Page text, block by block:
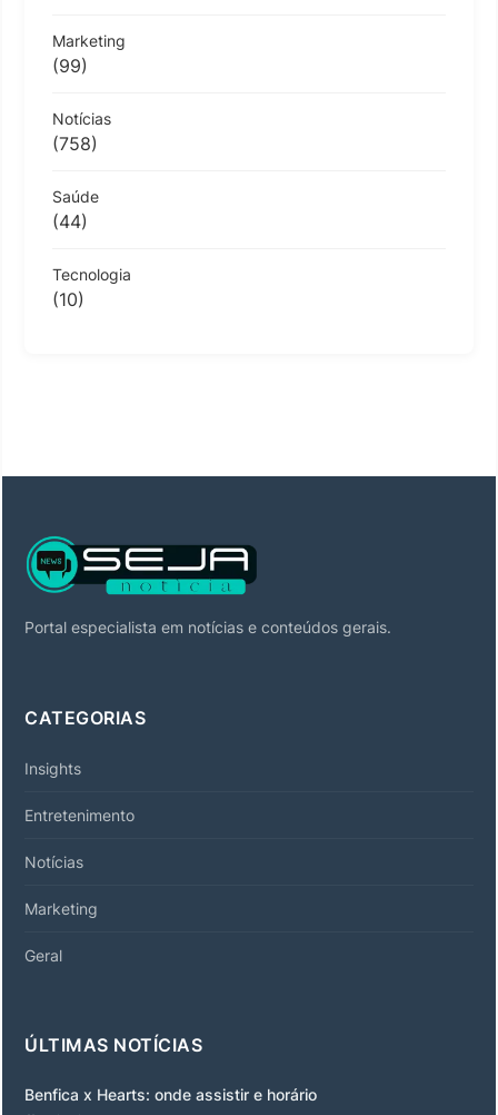
Marketing
(99)
Notícias
(758)
Saúde
(44)
Tecnologia
(10)
Portal especialista em notícias e conteúdos gerais.
CATEGORIAS
Insights
Entretenimento
Notícias
Marketing
Geral
ÚLTIMAS NOTÍCIAS
Benfica x Hearts: onde assistir e horário